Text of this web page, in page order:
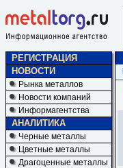
РЕГИСТРАЦИЯ
НОВОСТИ
Рынка металлов
Новости компаний
Информагентства
АНАЛИТИКА
Черные металлы
Цветные металлы
Драгоценные металлы